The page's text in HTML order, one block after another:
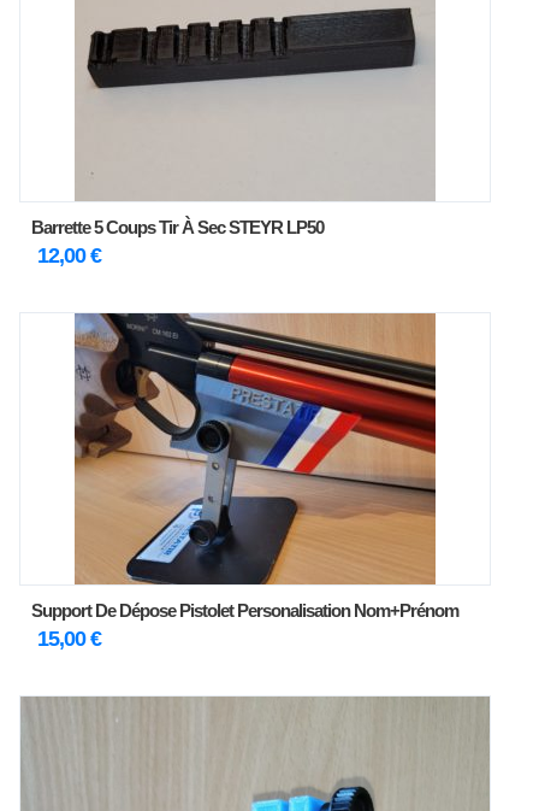
Barrette 5 Coups Tir À Sec STEYR LP50
12,00€
Support De Dépose Pistolet Personalisation Nom+prénom
15,00€